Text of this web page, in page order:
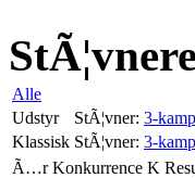
Alle
Udstyr
StÃ¦vner: 3-kamp
Klassisk StÃ¦vner: 3-kamp
Ã…r Konkurrence K